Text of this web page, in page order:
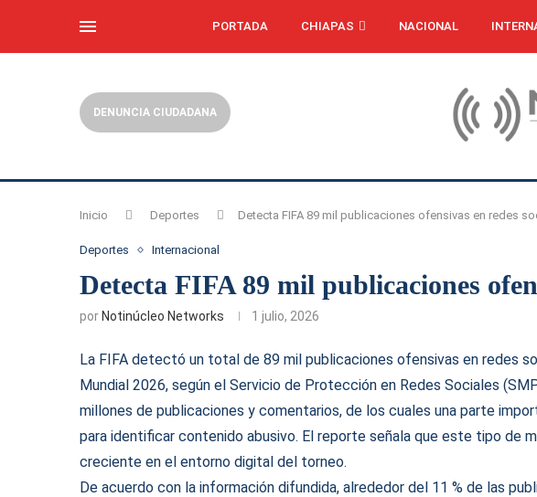
PORTADA CHIAPAS NACIONAL
DENUNCIA CIUDADANA
Inicio Deportes Detecta FIFA 89 mil publicaciones ofensivas en redes
Deportes Internacional
Detecta FIFA 89 mil publicaciones
por Notinúcleo Networks 1 julio, 2026
La FIFA detectó un total de 89 mil publicaciones ofensivas en redes
Mundial 2026, según el Servicio de Protección en Redes Sociales
millones de publicaciones y comentarios, de los cuales una parte
para identificar contenido abusivo. El reporte señala que este tipo de
creciente en el entorno digital del torneo.
De acuerdo con la información difundida, alrededor del 11 % de las